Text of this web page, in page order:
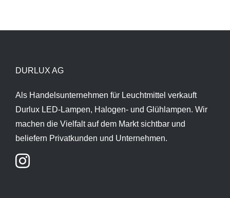
DURLUX AG
Als Handelsunternehmen für Leuchtmittel verkauft
Durlux LED-Lampen, Halogen- und Glühlampen. Wir
machen die Vielfalt auf dem Markt sichtbar und
beliefern Privatkunden und Unternehmen.